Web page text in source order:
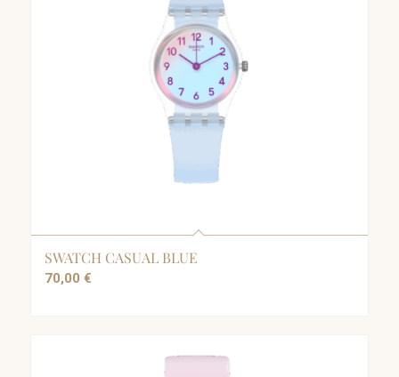
SWATCH CASUAL BLUE
70,00 €